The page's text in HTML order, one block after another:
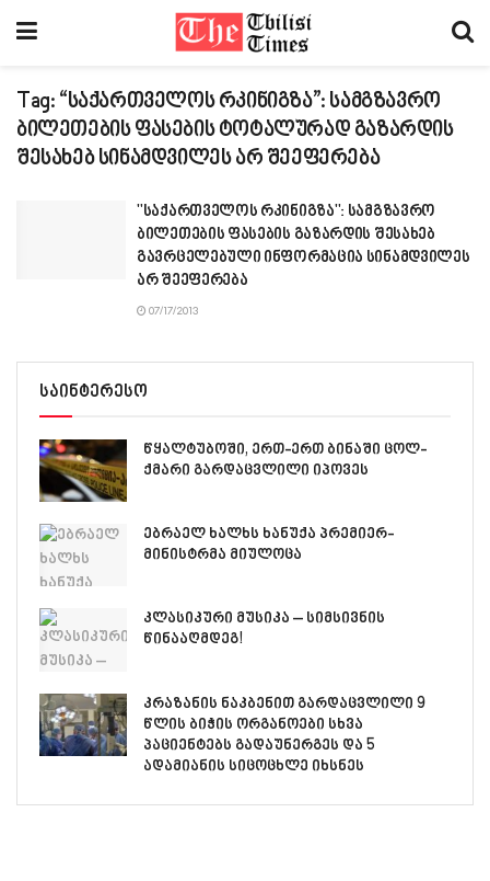
Tag: “საქართველოს რკინიგზა”: სამგზავრო
ბილეთების ფასების ტოტალურად გაზარდის
შესახებ სინამდვილეს არ შეეფერება
"საქართველოს რკინიგზა": სამგზავრო
ბილეთების ფასების გაზარდის შესახებ
გავრცელებული ინფორმაცია სინამდვილეს
არ შეეფერება
07/17/2013
საინტერესო
წყალტუბოში, ერთ-ერთ ბინაში ცოლ-
ქმარი გარდაცვლილი იპოვეს
ებრაელ ხალხს ხანუქა პრემიერ-
მინისტრმა მიულოცა
კლასიკური მუსიკა – სიმსივნის
წინააღმდეგ!
კრაზანის ნაკბენით გარდაცვლილი 9
წლის ბიჭის ორგანოები სხვა
პაციენტებს გადაუნერგეს და 5
ადამიანის სიცოცხლე იხსნეს